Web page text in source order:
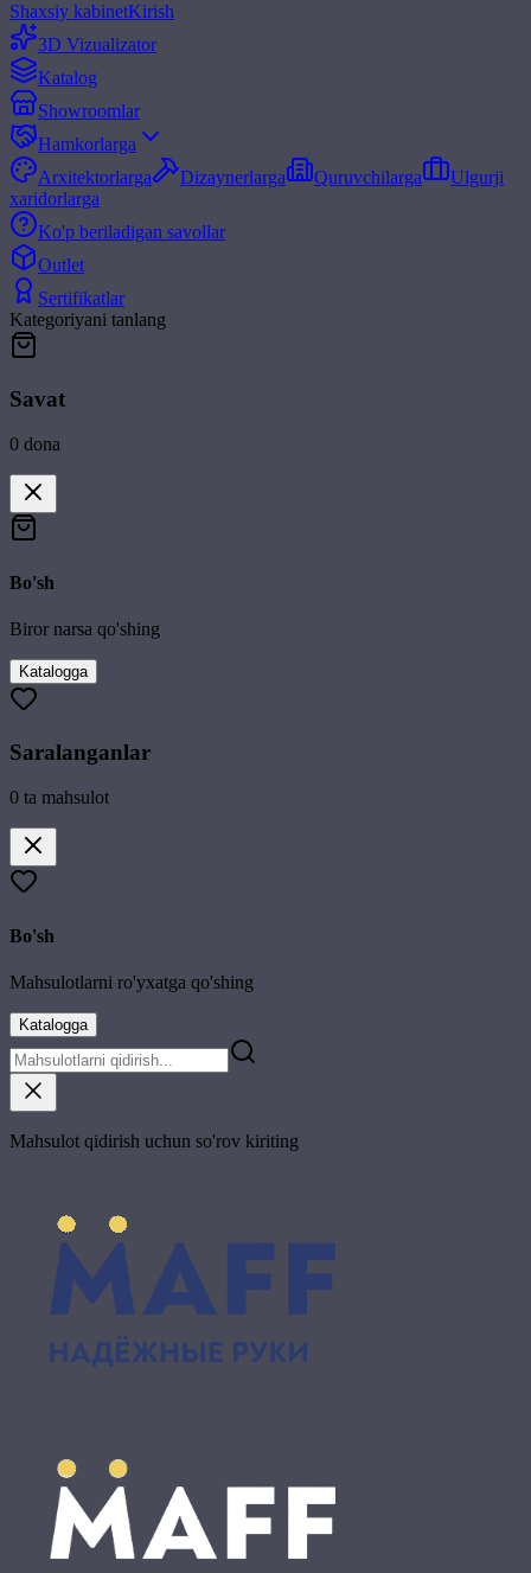
Shaxsiy kabinetKirish
3D Vizualizator
Katalog
Showroomlar
Hamkorlarga
Arxitektorlarga
Dizaynerlarga Quruvchilarga
Ulgurji
xaridorlarga
Ko'p beriladigan savollar
Outlet
Sertifikatlar
Kategoriyani tanlang
Savat
0 dona
Bo'sh
Biror narsa qo'shing
Katalogga
Saralanganlar
0 ta mahsulot
Bo'sh
Mahsulotlarni ro'yxatga qo'shing
Katalogga
Mahsulot qidirish uchun so'rov kiriting